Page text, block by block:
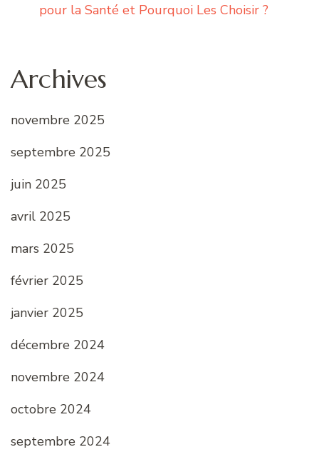
pour la Santé et Pourquoi Les Choisir ?
Archives
novembre 2025
septembre 2025
juin 2025
avril 2025
mars 2025
février 2025
janvier 2025
décembre 2024
novembre 2024
octobre 2024
septembre 2024